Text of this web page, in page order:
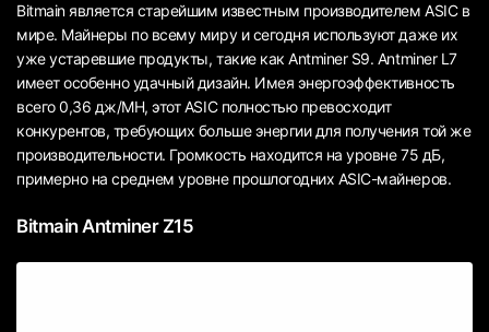
Bitmain является старейшим известным производителем ASIC в
мире. Майнеры по всему миру и сегодня используют даже их
уже устаревшие продукты, такие как Antminer S9. Antminer L7
имеет особенно удачный дизайн. Имея энергоэффективность
всего 0,36 дж/МН, этот ASIC полностью превосходит
конкурентов, требующих больше энергии для получения той же
производительности. Громкость находится на уровне 75 дБ,
примерно на среднем уровне прошлогодних ASIC-майнеров.
Bitmain Antminer Z15